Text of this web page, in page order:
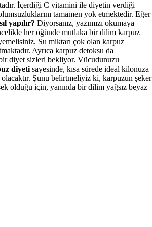
İçerdiği C vitamini ile diyetin verdiği
tamamen yok etmektedir. Eğer
yapılır? Diyorsanız, yazımızı okumaya
her öğünde mutlaka bir dilim karpuz
Su miktarı çok olan karpuz
Ayrıca karpuz detoksu da
diyet sizleri bekliyor. Vücudunuzu
diyeti sayesinde, kısa sürede ideal kilonuza
olacaktır. Şunu belirtmeliyiz ki, karpuzun şeker
olduğu için, yanında bir dilim yağsız beyaz